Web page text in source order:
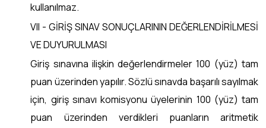
kullanılmaz.
VII - GİRİŞ SINAV SONUÇLARININ DEĞERLENDİRİLMESİ
VE DUYURULMASI
Giriş sınavına ilişkin değerlendirmeler 100 (yüz) tam
puan üzerinden yapılır. Sözlü sınavda başarılı sayılmak
için, giriş sınavı komisyonu üyelerinin 100 (yüz) tam
puan üzerinden verdikleri puanların aritmetik